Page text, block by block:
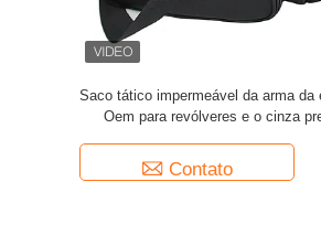
Saco tático impermeável da arma da
Oem para revólveres e o cinza
Contato